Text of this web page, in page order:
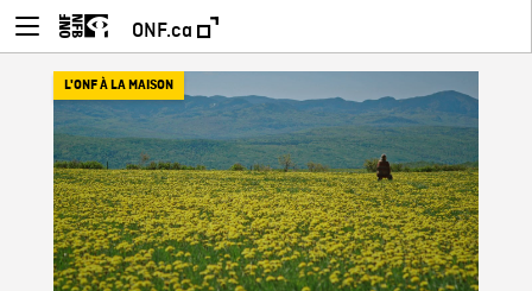
ONF.ca
L'ONF À LA MAISON